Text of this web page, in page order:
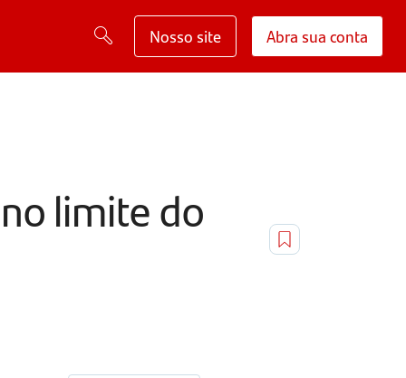
Nosso site Abra sua conta
limite do